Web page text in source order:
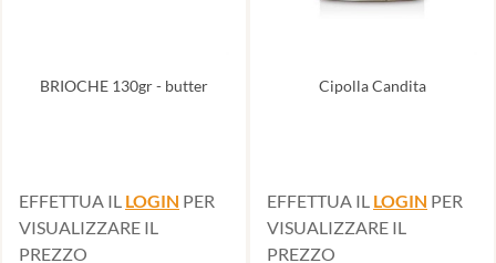
BRIOCHE 130gr - butter
EFFETTUA IL LOGIN PER
VISUALIZZARE IL
PREZZO
Cipolla Candita
EFFETTUA IL LOGIN PER
VISUALIZZARE IL
PREZZO